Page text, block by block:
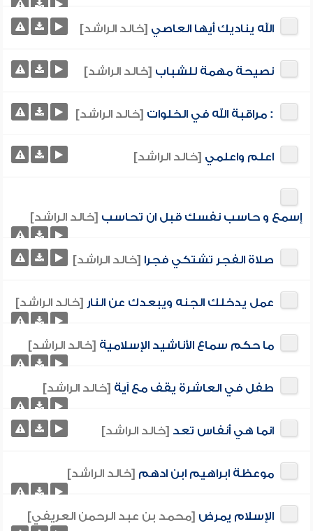
الله يناديك أيها العاصي [خالد الراشد]
نصيحة مهمة للشباب [خالد الراشد]
: مراقبة الله في الخلوات [خالد الراشد]
اعلم واعلمي [خالد الراشد]
إسمع و حاسب نفسك قبل ان تحاسب [خالد الراشد]
صلاة الفجر تشتكي فجرا [خالد الراشد]
عمل يدخلك الجنه ويبعدك عن النار [خالد الراشد]
ما حكم سماع الأناشيد الإسلامية [خالد الراشد]
طفل في العاشرة يقف مع آية [خالد الراشد]
انما هي أنفاس تعد [خالد الراشد]
موعظة ابراهيم ابن ادهم [خالد الراشد]
الإسلام يمرض [محمد بن عبد الرحمن العريفي]